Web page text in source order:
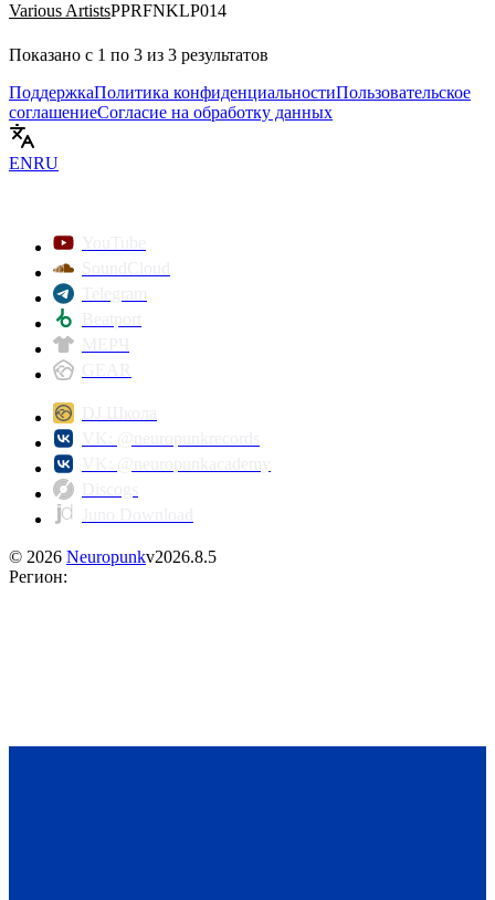
Various ArtistsPPRFNKLP014
Показано с 1 по 3 из 3 результатов
ПоддержкаПолитика конфиденциальностиПользовательское
соглашениеСогласие на обработку данных
ENRU
© 2026 Neuropunkv2026.8.5
Регион: